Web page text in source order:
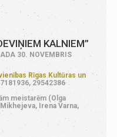
KALNIEM”
30. NOVEMBRIS
Rīgas Kultūras un
29542386
meistarēm (Olga
Irena Varna,